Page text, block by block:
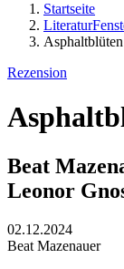
Startseite
Asphaltblüten
Rezension
Beat
Leonor
02.12.2024
Beat Mazenauer